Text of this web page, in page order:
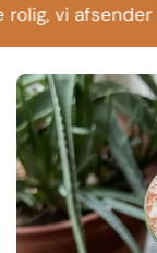
vi afsender